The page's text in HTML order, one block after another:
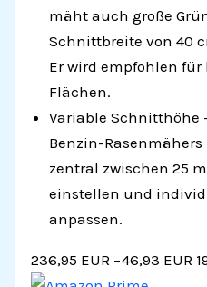
mäht auch große
Schnittbreite von 40
Er wird empfohlen für
Flächen.
Variable Schnitthöhe
Benzin-
zentral zwischen 25
einstellen und
anpassen.
236,95 EUR −46,93 EUR